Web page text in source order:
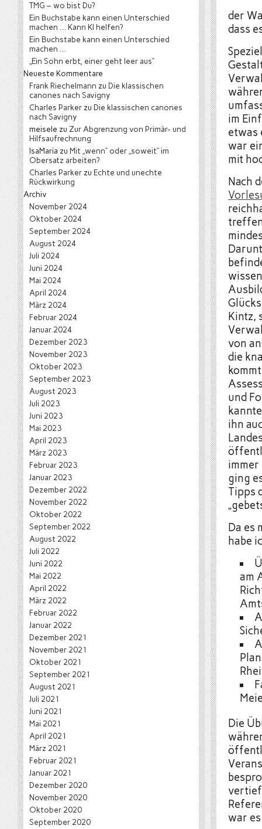
der
dass
im
etwas
war
mit
Nach
Kintz,
von
die
und
ihn
ging
Tipps
Da es
habe
am
Die
war
TMG – wo bist Du?
Ein Buchstabe kann einen Unterschied
machen … Kann KI helfen?
Ein Buchstabe kann einen Unterschied
machen …
„Ein Sohn erbt, einer geht leer aus“
Neueste Kommentare
Frank Riechelmann zu Die klassischen
canones nach Savigny
Charles Parker zu Die klassischen canones
nach Savigny
meisele zu Zur Abgrenzung von Primär- und
Hilfsaufrechnung
IsaMaria zu Mit „wenn“ oder „soweit“ im
Obersatz arbeiten?
Charles Parker zu Echte und unechte
Rückwirkung
Archiv
November 2024
Oktober 2024
September 2024
August 2024
Juli 2024
Juni 2024
Mai 2024
April 2024
März 2024
Februar 2024
Januar 2024
Dezember 2023
November 2023
Oktober 2023
September 2023
August 2023
Juli 2023
Juni 2023
Mai 2023
April 2023
März 2023
Februar 2023
Januar 2023
Dezember 2022
November 2022
Oktober 2022
September 2022
August 2022
Juli 2022
Juni 2022
Mai 2022
April 2022
März 2022
Februar 2022
Januar 2022
Dezember 2021
November 2021
Oktober 2021
September 2021
August 2021
Juli 2021
Juni 2021
Mai 2021
April 2021
März 2021
Februar 2021
Januar 2021
Dezember 2020
November 2020
Oktober 2020
September 2020